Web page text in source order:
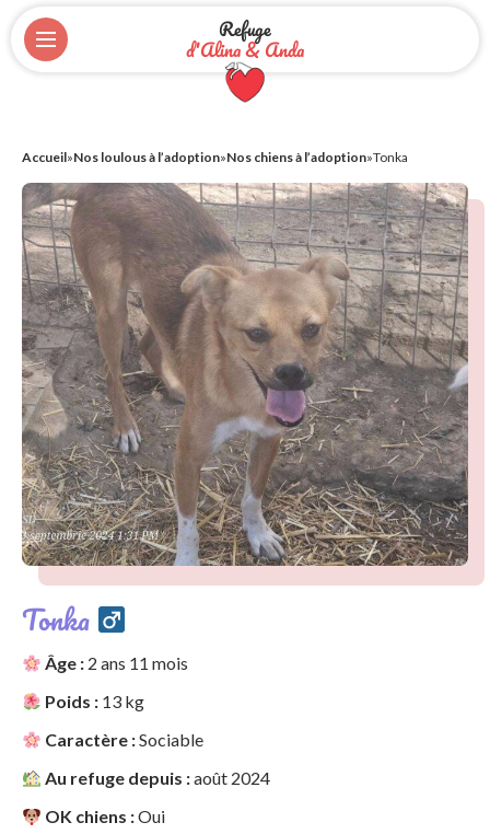
Refuge
d'Alina & Anda
Accueil»Nos loulous à l’adoption»Nos chiens à l’adoption»Tonka
Tonka
Âge : 2 ans 11 mois
Poids : 13 kg
Caractère :Sociable
Au refuge depuis :août 2024
OK chiens :Oui